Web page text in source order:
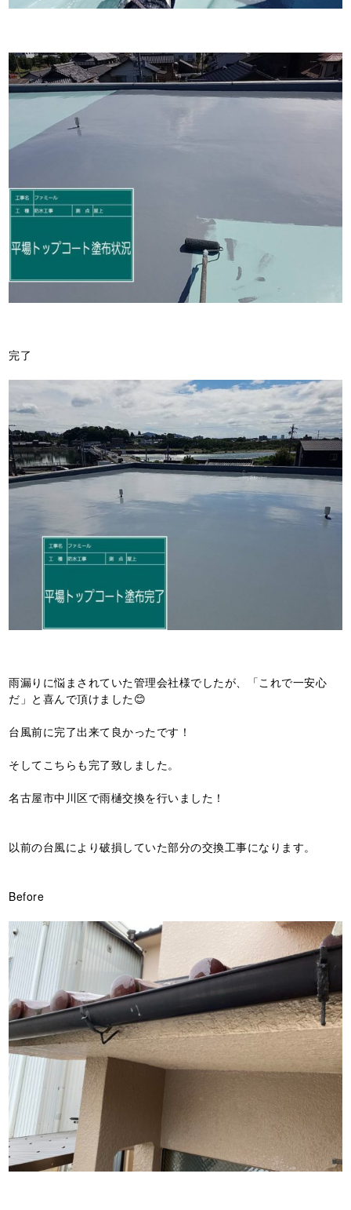
完了
雨漏りに悩まされていた管理会社様でしたが、「これで一安心
だ」と喜んで頂けました😊
台風前に完了出来て良かったです！
そしてこちらも完了致しました。
名古屋市中川区で雨樋交換を行いました！
以前の台風により破損していた部分の交換工事になります。
Before